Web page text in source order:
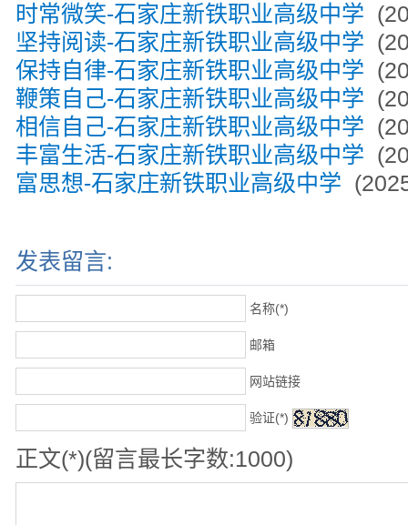
时常微笑-石家庄新铁职业高级中学
坚持阅读-石家庄新铁职业高级中学
保持自律-石家庄新铁职业高级中学
鞭策自己-石家庄新铁职业高级中学
相信自己-石家庄新铁职业高级中学
丰富生活-石家庄新铁职业高级中学
富思想-石家庄新铁职业高级中学
发表留言:
名称(*)
邮箱
网站链接
验证(*)
正文(*)(留言最长字数:1000)